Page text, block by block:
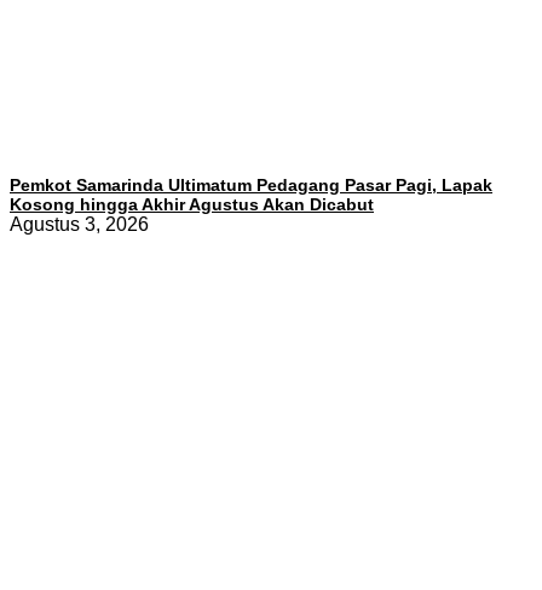
Pemkot Samarinda Ultimatum Pedagang Pasar Pagi, Lapak
Kosong hingga Akhir Agustus Akan Dicabut
Agustus 3, 2026